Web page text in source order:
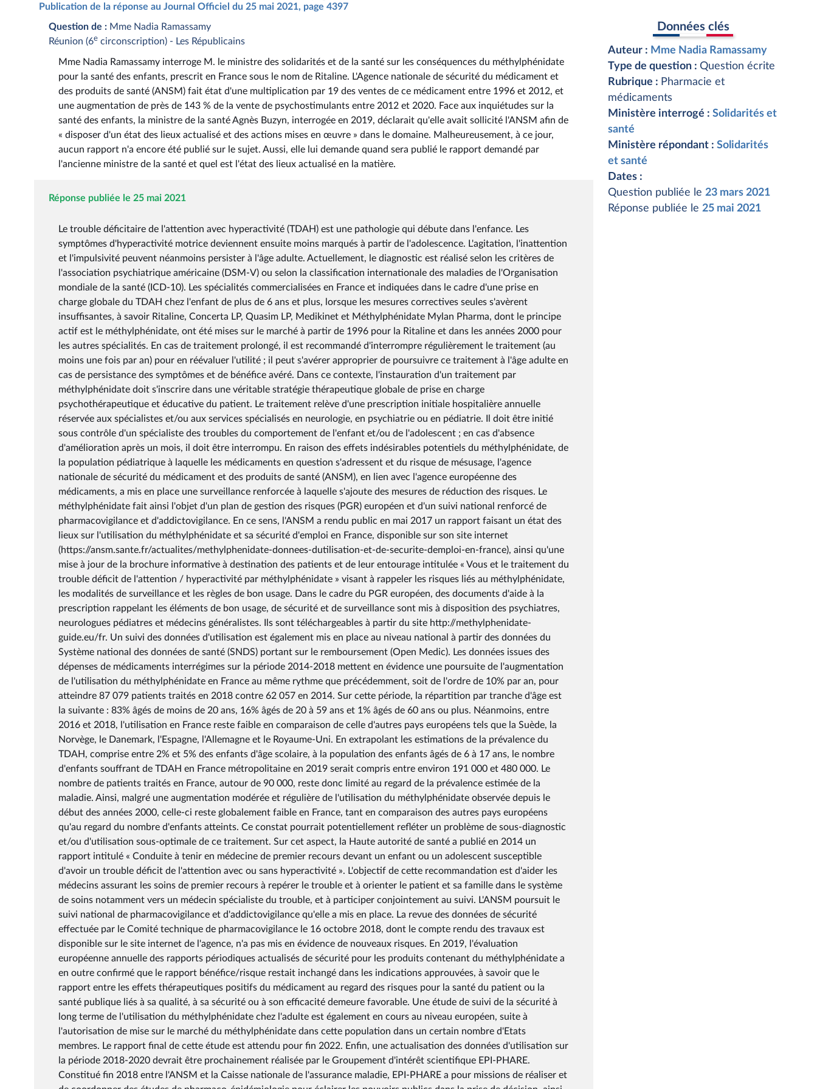
Publication de la réponse au Journal Officiel du 25 mai 2021, page 4397
Question de : Mme Nadia Ramassamy
Réunion (6e circonscription) - Les Républicains
Mme Nadia Ramassamy interroge M. le ministre des solidarités et de la santé sur les conséquences du méthylphénidate
pour la santé des enfants, prescrit en France sous le nom de Ritaline. L'Agence nationale de sécurité du médicament et
des produits de santé (ANSM) fait état d'une multiplication par 19 des ventes de ce médicament entre 1996 et 2012, et
une augmentation de près de 143 % de la vente de psychostimulants entre 2012 et 2020. Face aux inquiétudes sur la
santé des enfants, la ministre de la santé Agnès Buzyn, interrogée en 2019, déclarait qu'elle avait sollicité l'ANSM afin de
« disposer d'un état des lieux actualisé et des actions mises en œuvre » dans le domaine. Malheureusement, à ce jour,
aucun rapport n'a encore été publié sur le sujet. Aussi, elle lui demande quand sera publié le rapport demandé par
l'ancienne ministre de la santé et quel est l'état des lieux actualisé en la matière.
Réponse publiée le 25 mai 2021
Le trouble déficitaire de l'attention avec hyperactivité (TDAH) est une pathologie qui débute dans l'enfance. Les
symptômes d'hyperactivité motrice deviennent ensuite moins marqués à partir de l'adolescence. L'agitation, l'inattention
et l'impulsivité peuvent néanmoins persister à l'âge adulte. Actuellement, le diagnostic est réalisé selon les critères de
l'association psychiatrique américaine (DSM-V) ou selon la classification internationale des maladies de l'Organisation
mondiale de la santé (ICD-10). Les spécialités commercialisées en France et indiquées dans le cadre d'une prise en
charge globale du TDAH chez l'enfant de plus de 6 ans et plus, lorsque les mesures correctives seules s'avèrent
insuffisantes, à savoir Ritaline, Concerta LP, Quasim LP, Medikinet et Méthylphénidate Mylan Pharma, dont le principe
actif est le méthylphénidate, ont été mises sur le marché à partir de 1996 pour la Ritaline et dans les années 2000 pour
les autres spécialités. En cas de traitement prolongé, il est recommandé d'interrompre régulièrement le traitement (au
moins une fois par an) pour en réévaluer l'utilité ; il peut s'avérer approprier de poursuivre ce traitement à l'âge adulte en
cas de persistance des symptômes et de bénéfice avéré. Dans ce contexte, l'instauration d'un traitement par
méthylphénidate doit s'inscrire dans une véritable stratégie thérapeutique globale de prise en charge
psychothérapeutique et éducative du patient. Le traitement relève d'une prescription initiale hospitalière annuelle
réservée aux spécialistes et/ou aux services spécialisés en neurologie, en psychiatrie ou en pédiatrie. Il doit être initié
sous contrôle d'un spécialiste des troubles du comportement de l'enfant et/ou de l'adolescent ; en cas d'absence
d'amélioration après un mois, il doit être interrompu. En raison des effets indésirables potentiels du méthylphénidate, de
la population pédiatrique à laquelle les médicaments en question s'adressent et du risque de mésusage, l'agence
nationale de sécurité du médicament et des produits de santé (ANSM), en lien avec l'agence européenne des
médicaments, a mis en place une surveillance renforcée à laquelle s'ajoute des mesures de réduction des risques. Le
méthylphénidate fait ainsi l'objet d'un plan de gestion des risques (PGR) européen et d'un suivi national renforcé de
pharmacovigilance et d'addictovigilance. En ce sens, l'ANSM a rendu public en mai 2017 un rapport faisant un état des
lieux sur l'utilisation du méthylphénidate et sa sécurité d'emploi en France, disponible sur son site internet
(https://ansm.sante.fr/actualites/methylphenidate-donnees-dutilisation-et-de-securite-demploi-en-france), ainsi qu'une
mise à jour de la brochure informative à destination des patients et de leur entourage intitulée « Vous et le traitement du
trouble déficit de l'attention / hyperactivité par méthylphénidate » visant à rappeler les risques liés au méthylphénidate,
les modalités de surveillance et les règles de bon usage. Dans le cadre du PGR européen, des documents d'aide à la
prescription rappelant les éléments de bon usage, de sécurité et de surveillance sont mis à disposition des psychiatres,
neurologues pédiatres et médecins généralistes. Ils sont téléchargeables à partir du site http://methylphenidate-
guide.eu/fr. Un suivi des données d'utilisation est également mis en place au niveau national à partir des données du
Système national des données de santé (SNDS) portant sur le remboursement (Open Medic). Les données issues des
dépenses de médicaments interrégimes sur la période 2014-2018 mettent en évidence une poursuite de l'augmentation
de l'utilisation du méthylphénidate en France au même rythme que précédemment, soit de l'ordre de 10% par an, pour
atteindre 87 079 patients traités en 2018 contre 62 057 en 2014. Sur cette période, la répartition par tranche d'âge est
la suivante : 83% âgés de moins de 20 ans, 16% âgés de 20 à 59 ans et 1% âgés de 60 ans ou plus. Néanmoins, entre
2016 et 2018, l'utilisation en France reste faible en comparaison de celle d'autres pays européens tels que la Suède, la
Norvège, le Danemark, l'Espagne, l'Allemagne et le Royaume-Uni. En extrapolant les estimations de la prévalence du
TDAH, comprise entre 2% et 5% des enfants d'âge scolaire, à la population des enfants âgés de 6 à 17 ans, le nombre
d'enfants souffrant de TDAH en France métropolitaine en 2019 serait compris entre environ 191 000 et 480 000. Le
nombre de patients traités en France, autour de 90 000, reste donc limité au regard de la prévalence estimée de la
maladie. Ainsi, malgré une augmentation modérée et régulière de l'utilisation du méthylphénidate observée depuis le
début des années 2000, celle-ci reste globalement faible en France, tant en comparaison des autres pays européens
qu'au regard du nombre d'enfants atteints. Ce constat pourrait potentiellement refléter un problème de sous-diagnostic
et/ou d'utilisation sous-optimale de ce traitement. Sur cet aspect, la Haute autorité de santé a publié en 2014 un
rapport intitulé « Conduite à tenir en médecine de premier recours devant un enfant ou un adolescent susceptible
d'avoir un trouble déficit de l'attention avec ou sans hyperactivité ». L'objectif de cette recommandation est d'aider les
médecins assurant les soins de premier recours à repérer le trouble et à orienter le patient et sa famille dans le système
de soins notamment vers un médecin spécialiste du trouble, et à participer conjointement au suivi. L'ANSM poursuit le
suivi national de pharmacovigilance et d'addictovigilance qu'elle a mis en place. La revue des données de sécurité
effectuée par le Comité technique de pharmacovigilance le 16 octobre 2018, dont le compte rendu des travaux est
disponible sur le site internet de l'agence, n'a pas mis en évidence de nouveaux risques. En 2019, l'évaluation
européenne annuelle des rapports périodiques actualisés de sécurité pour les produits contenant du méthylphénidate a
en outre confirmé que le rapport bénéfice/risque restait inchangé dans les indications approuvées, à savoir que le
rapport entre les effets thérapeutiques positifs du médicament au regard des risques pour la santé du patient ou la
santé publique liés à sa qualité, à sa sécurité ou à son efficacité demeure favorable. Une étude de suivi de la sécurité à
long terme de l'utilisation du méthylphénidate chez l'adulte est également en cours au niveau européen, suite à
l'autorisation de mise sur le marché du méthylphénidate dans cette population dans un certain nombre d'Etats
membres. Le rapport final de cette étude est attendu pour fin 2022. Enfin, une actualisation des données d'utilisation sur
la période 2018-2020 devrait être prochainement réalisée par le Groupement d'intérêt scientifique EPI-PHARE.
Constitué fin 2018 entre l'ANSM et la Caisse nationale de l'assurance maladie, EPI-PHARE a pour missions de réaliser et
Données clés
Auteur : Mme Nadia Ramassamy
Type de question : Question écrite
Rubrique : Pharmacie et
médicaments
Ministère interrogé : Solidarités et
santé
Ministère répondant : Solidarités
et santé
Dates :
Question publiée le 23 mars 2021
Réponse publiée le 25 mai 2021